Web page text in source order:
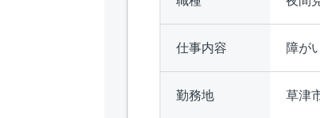
仕事内容 障が
勤務地 草津